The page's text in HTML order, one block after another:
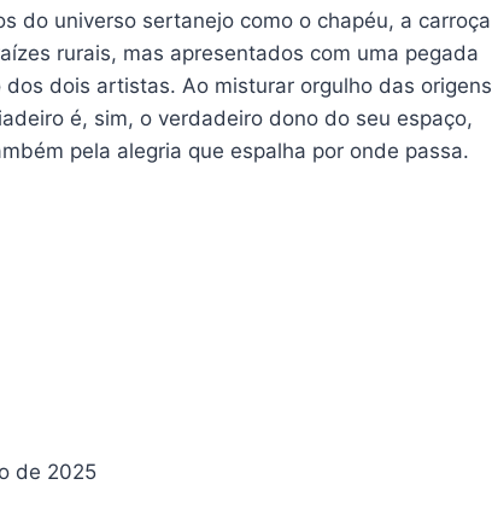
do universo sertanejo como o chapéu, a carroça
rurais, mas apresentados com uma pegada
dois artistas. Ao misturar orgulho das origens
é, sim, o verdadeiro dono do seu espaço,
pela alegria que espalha por onde passa.
de 2025